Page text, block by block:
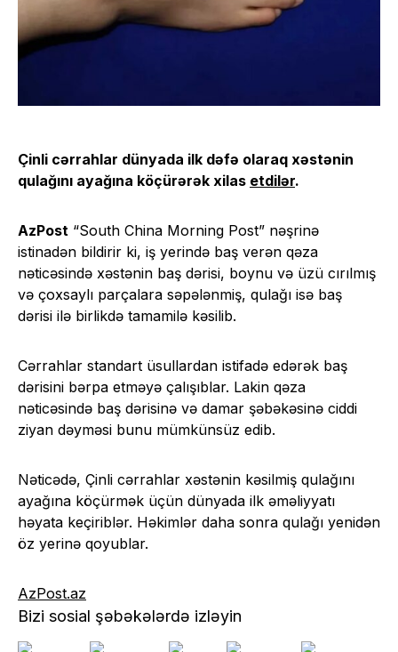
Çinli cərrahlar dünyada ilk dəfə olaraq xəstənin
qulağını ayağına köçürərək xilas etdilər.
AzPost “South China Morning Post” nəşrinə
istinadən bildirir ki, iş yerində baş verən qəza
nəticəsində xəstənin baş dərisi, boynu və üzü cırılmış
və çoxsaylı parçalara səpələnmiş, qulağı isə baş
dərisi ilə birlikdə tamamilə kəsilib.
Cərrahlar standart üsullardan istifadə edərək baş
dərisini bərpa etməyə çalışıblar. Lakin qəza
nəticəsində baş dərisinə və damar şəbəkəsinə ciddi
ziyan dəyməsi bunu mümkünsüz edib.
Nəticədə, Çinli cərrahlar xəstənin kəsilmiş qulağını
ayağına köçürmək üçün dünyada ilk əməliyyatı
həyata keçiriblər. Həkimlər daha sonra qulağı yenidən
öz yerinə qoyublar.
AzPost.az
Bizi sosial şəbəkələrdə izləyin